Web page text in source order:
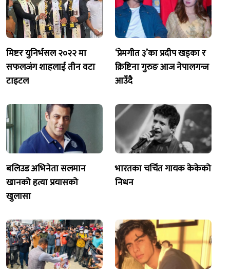
मिष्टर युनिर्भसल २०२२ मा
सफलजंग शाहलाई तीन वटा
टाइटल
‘प्रेमगीत ३’का प्रदीप खड्का र
क्रिष्टिना गुरुङ आज नेपालगन्ज
आउँदै
बलिउड अभिनेता सलमान
खानको हत्या प्रयासको
खुलासा
भारतका चर्चित गायक केकेको
निधन